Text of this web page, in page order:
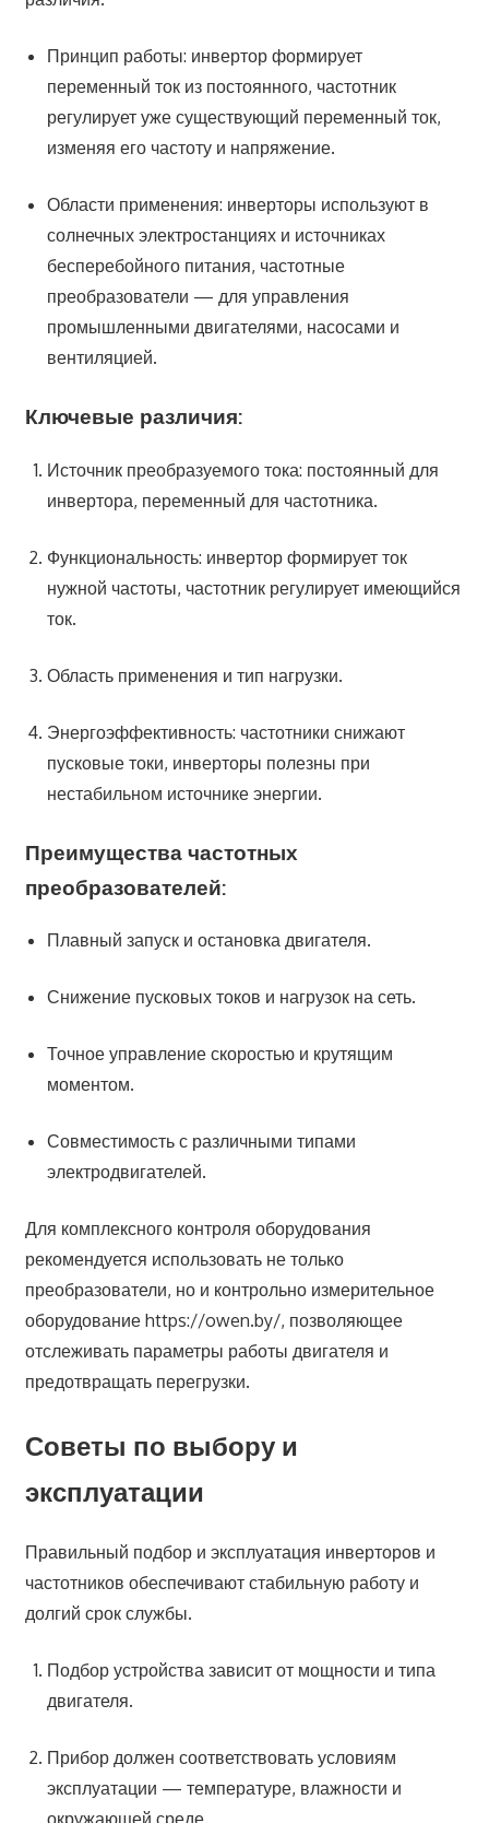
Принцип работы: инвертор формирует
переменный ток из постоянного, частотник
регулирует уже существующий переменный ток,
изменяя его частоту и напряжение.
Области применения: инверторы используют в
солнечных электростанциях и источниках
бесперебойного питания, частотные
преобразователи — для управления
промышленными двигателями, насосами и
вентиляцией.
Ключевые различия:
Источник преобразуемого тока: постоянный для
инвертора, переменный для частотника.
Функциональность: инвертор формирует ток
нужной частоты, частотник регулирует имеющийся
ток.
Область применения и тип нагрузки.
Энергоэффективность: частотники снижают
пусковые токи, инверторы полезны при
нестабильном источнике энергии.
Преимущества частотных
преобразователей:
Плавный запуск и остановка двигателя.
Снижение пусковых токов и нагрузок на сеть.
Точное управление скоростью и крутящим
моментом.
Совместимость с различными типами
электродвигателей.
Для комплексного контроля оборудования
рекомендуется использовать не только
преобразователи, но и контрольно измерительное
оборудование https://owen.by/, позволяющее
отслеживать параметры работы двигателя и
предотвращать перегрузки.
Советы по выбору и
эксплуатации
Правильный подбор и эксплуатация инверторов и
частотников обеспечивают стабильную работу и
долгий срок службы.
Подбор устройства зависит от мощности и типа
двигателя.
Прибор должен соответствовать условиям
эксплуатации — температуре, влажности и